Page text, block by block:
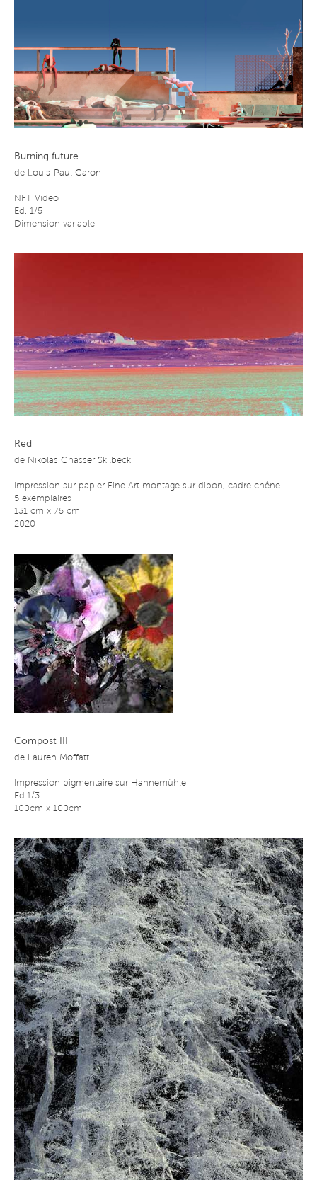
Burning future
de Louis-Paul Caron
NFT Video
Ed. 1/5
Dimension variable
Red
de Nikolas Chasser Skilbeck
Impression sur papier Fine Art montage sur dibon, cadre chêne
5 exemplaires
131 cm x 75 cm
2020
Compost III
de Lauren Moffatt
Impression pigmentaire sur Hahnemühle
Ed.1/3
100cm x 100cm